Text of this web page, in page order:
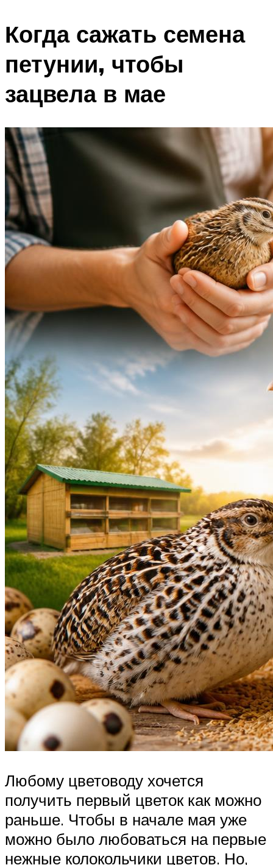
Когда сажать семена
петунии, чтобы
зацвела в мае
Любому цветоводу хочется
получить первый цветок как можно
раньше. Чтобы в начале мая уже
можно было любоваться на первые
нежные колокольчики цветов. Но,